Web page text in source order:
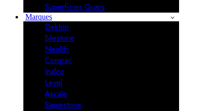
Superfícies Quars
Marques
Dekton
Silestone
Neolith
Compac
Inalco
Level
Ascale
Sapiestone